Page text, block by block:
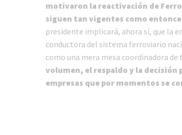
motivaron la reactivación de
siguen tan vigentes como
presidente implicará, ahora sí, que la
conductora del sistema ferroviario
como una mera mesa coordinadora de
volumen, el respaldo y la
empresas que por momentos se